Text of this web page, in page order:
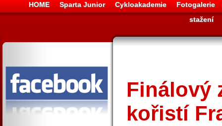
HOME Sparta Junior Cykloakademie
Fotogalerie
stažení
Finálový
kořistí